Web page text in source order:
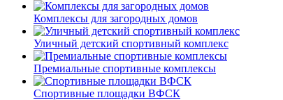
Комплексы для загородных домов
Уличный детский спортивный комплекс
Премиальные спортивные комплексы
Спортивные площадки ВФСК